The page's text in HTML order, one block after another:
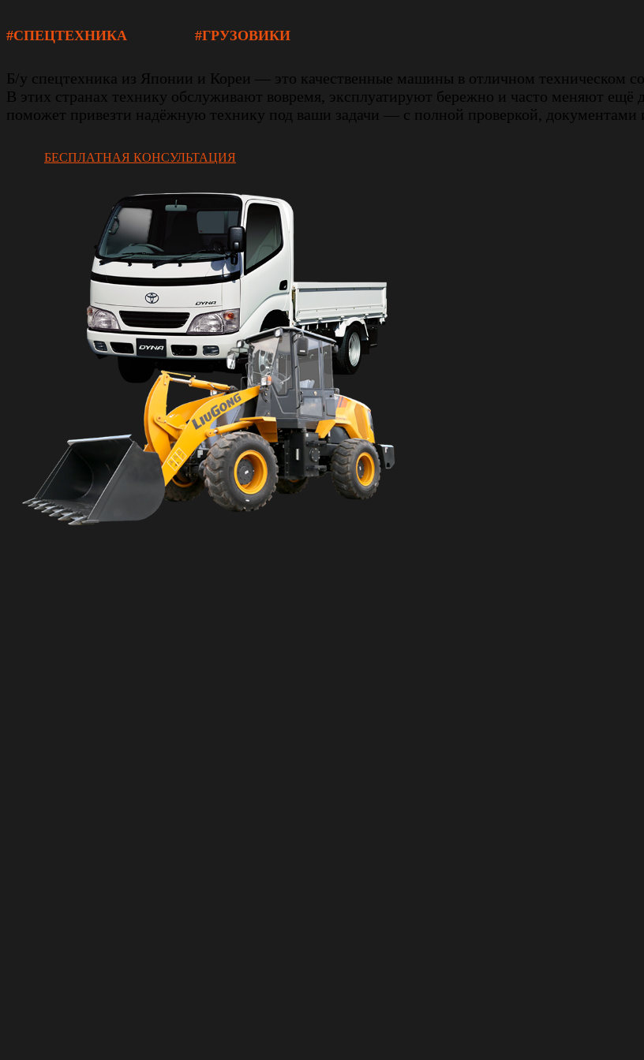
#СПЕЦТЕХНИКА #ГРУЗОВИКИ
Б/у спецтехника из Японии и Кореи — это качественные машины в отличном техническом
В этих странах технику обслуживают вовремя, эксплуатируют бережно и часто меняют ещё
поможет привезти надёжную технику под ваши задачи — с полной проверкой, документами
БЕСПЛАТНАЯ КОНСУЛЬТАЦИЯ